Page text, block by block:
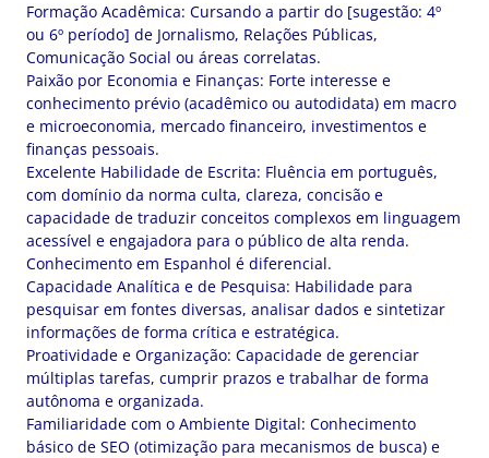
Formação Acadêmica: Cursando a partir do [sugestão: 4º
ou 6º período] de Jornalismo, Relações Públicas,
Comunicação Social ou áreas correlatas.
Paixão por Economia e Finanças: Forte interesse e
conhecimento prévio (acadêmico ou autodidata) em macro
e microeconomia, mercado financeiro, investimentos e
finanças pessoais.
Excelente Habilidade de Escrita: Fluência em português,
com domínio da norma culta, clareza, concisão e
capacidade de traduzir conceitos complexos em linguagem
acessível e engajadora para o público de alta renda.
Conhecimento em Espanhol é diferencial.
Capacidade Analítica e de Pesquisa: Habilidade para
pesquisar em fontes diversas, analisar dados e sintetizar
informações de forma crítica e estratégica.
Proatividade e Organização: Capacidade de gerenciar
múltiplas tarefas, cumprir prazos e trabalhar de forma
autônoma e organizada.
Familiaridade com o Ambiente Digital: Conhecimento
básico de SEO (otimização para mecanismos de busca) e